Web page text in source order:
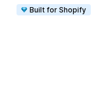
Built for Shopify